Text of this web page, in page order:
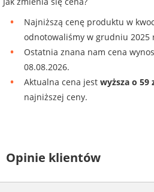
Najniższą cenę produktu w
odnotowaliśmy w grudniu 2025
Ostatnia znana nam cena
08.08.2026.
Aktualna cena jest wyższa o 59
najniższej ceny.
Opinie klientów